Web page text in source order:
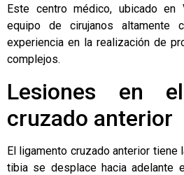
Este centro médico, ubicado en
equipo de cirujanos altamente
experiencia en la realización de
complejos.
Lesiones en
cruzado anterior
El ligamento cruzado anterior tiene
tibia se desplace hacia adelante